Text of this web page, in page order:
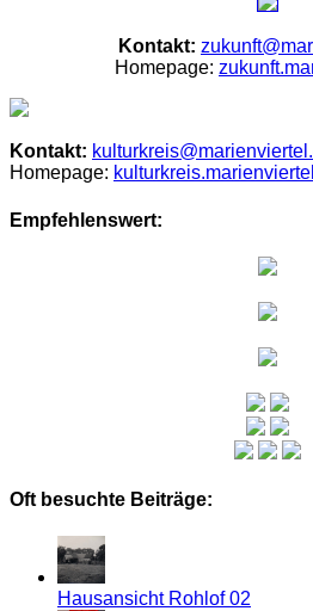
Kontakt:
Homepage:
Kontakt:
Homepage:
Empfehlenswert:
Oft besuchte Beiträge:
Hausansicht Rohlof 02